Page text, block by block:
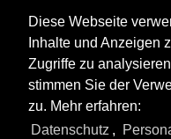
Diese Webseite
Inhalte und Anzeigen
Zugriffe zu
stimmen Sie der
zu. Mehr erfahren:
Datenschutz ,